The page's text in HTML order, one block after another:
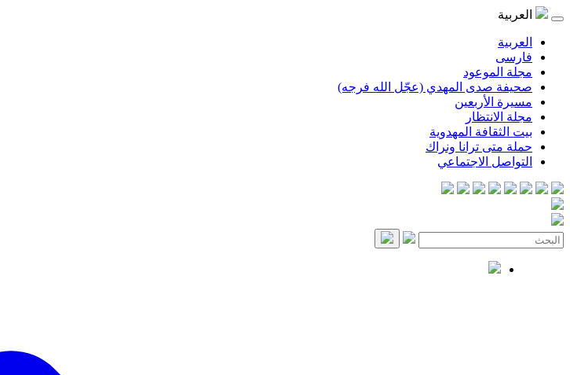
العربية
العربية
فارسی
مجلة الموعود
صحيفة صدى المهدي (عجّل الله فرجه)
مسيرة الأربعين
مجلة الانتظار
بيت الثقافة المهدوية
حملة متى ترانا ونراك
التواصل الاجتماعي